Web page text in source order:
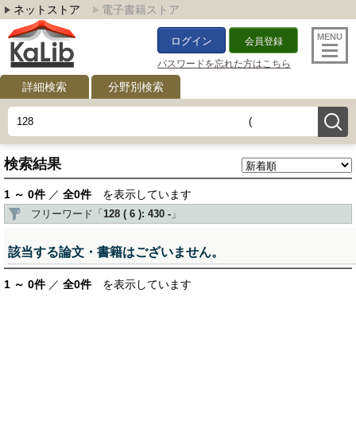
ネットストア 電子書籍ストア
ログイン 会員登録
パスワードを忘れた方はこちら
詳細検索 分野別検索
検索結果
1 ～ 0件／ 全0件を表示しています
フリーワード「 128 ( 6 ): 430 - 」
該当する論文・書籍はございません。
1 ～ 0件／ 全0件を表示しています